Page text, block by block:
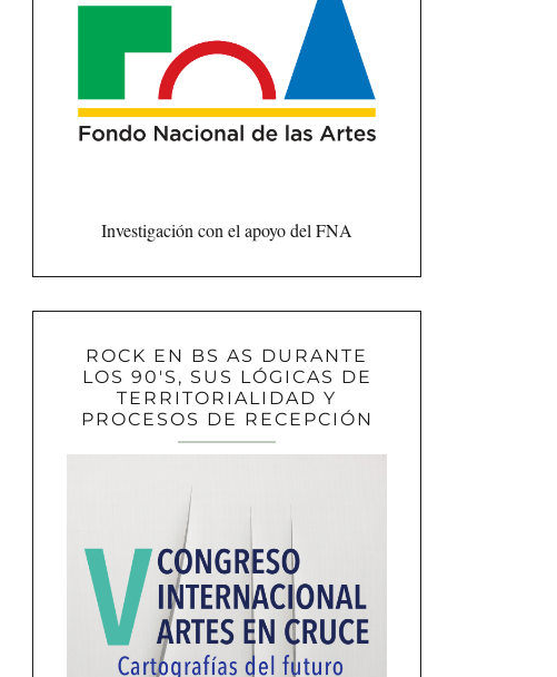
Investigación con el apoyo del FNA
ROCK EN BS AS DURANTE
LOS 90'S, SUS LÓGICAS DE
TERRITORIALIDAD Y
PROCESOS DE RECEPCIÓN